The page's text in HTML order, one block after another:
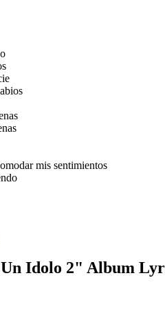
mis sentimientos
Idolo 2" Album